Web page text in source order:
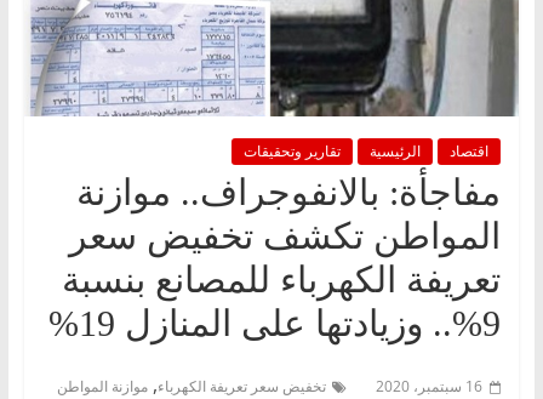
اقتصاد الرئيسية تقارير وتحقيقات
مفاجأة: بالانفوجراف.. موازنة
المواطن تكشف تخفيض سعر
تعريفة الكهرباء للمصانع بنسبة
9%.. وزيادتها على المنازل 19%
16 سبتمبر، 2020 تخفيض سعر تعريفة الكهرباء, موازنة المواطن